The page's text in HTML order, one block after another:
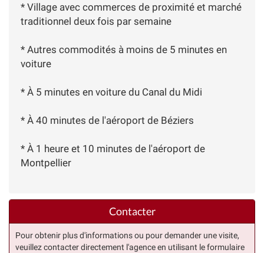
* Village avec commerces de proximité et marché
traditionnel deux fois par semaine
* Autres commodités à moins de 5 minutes en
voiture
* À 5 minutes en voiture du Canal du Midi
* À 40 minutes de l'aéroport de Béziers
* À 1 heure et 10 minutes de l'aéroport de
Montpellier
Contacter
Pour obtenir plus d'informations ou pour demander une visite,
veuillez contacter directement l'agence en utilisant le formulaire